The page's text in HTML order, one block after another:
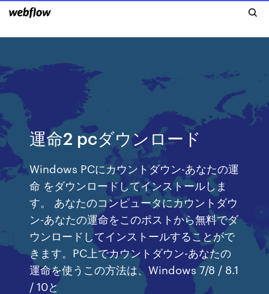
運命2 pcダウンロード
Windows PCにカウントダウン-あなたの運
命 をダウンロードしてインストールしま
す。 あなたのコンピュータにカウントダウ
ン-あなたの運命をこのポストから無料でダ
ウンロードしてインストールすることがで
きます。PC上でカウントダウン-あなたの
運命を使うこの方法は、Windows 7/8 / 8.1
/ 10と